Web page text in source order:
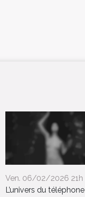
Ven. 06/02/2026 21h
L’univers du téléphone